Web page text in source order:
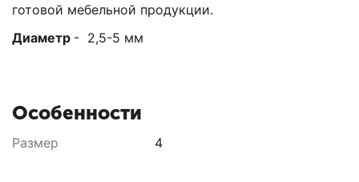
готовой мебельной продукции.
Диаметр - 2,5-5 мм
Особенности
Размер 4